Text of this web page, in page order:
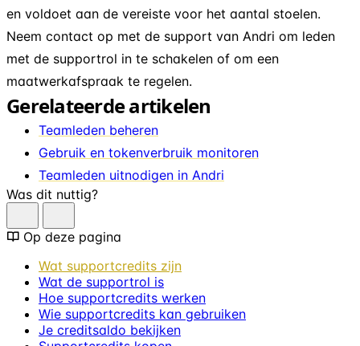
en voldoet aan de vereiste voor het aantal stoelen.
Neem contact op met de support van Andri om leden
met de supportrol in te schakelen of om een
maatwerkafspraak te regelen.
Gerelateerde artikelen
Teamleden beheren
Gebruik en tokenverbruik monitoren
Teamleden uitnodigen in Andri
Was dit nuttig?
Op deze pagina
Wat supportcredits zijn
Wat de supportrol is
Hoe supportcredits werken
Wie supportcredits kan gebruiken
Je creditsaldo bekijken